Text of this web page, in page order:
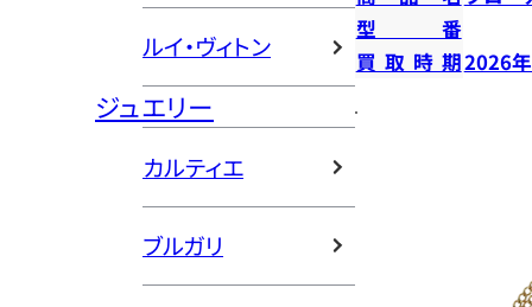
ルイ・ヴィトン
ジュエリー
カルティエ
ブルガリ
型番
買取時期2026